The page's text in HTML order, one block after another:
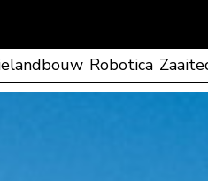
Robotica